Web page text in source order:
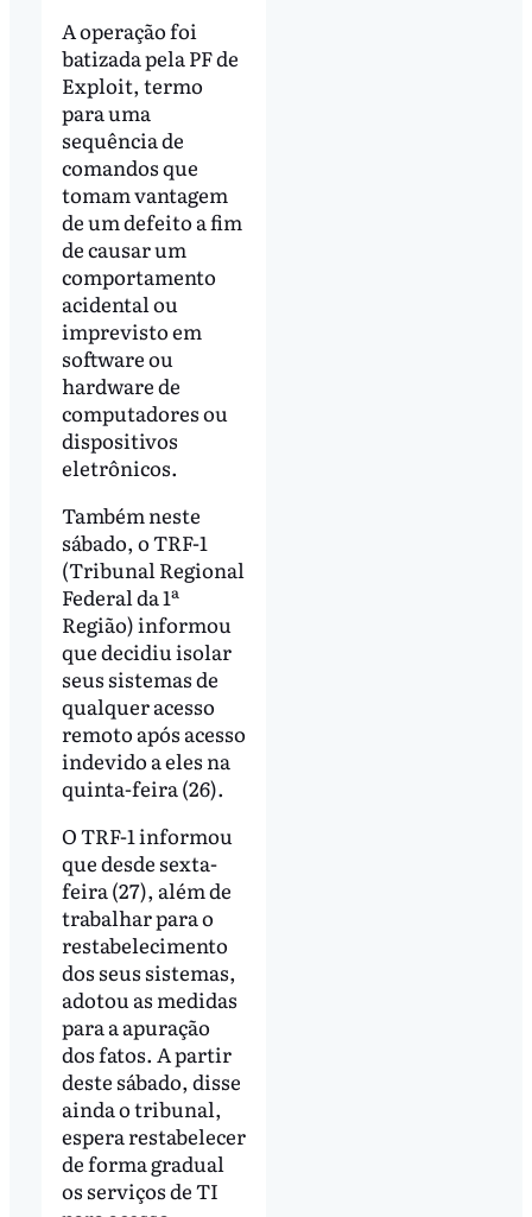
A operação foi
batizada pela PF de
Exploit, termo
para uma
sequência de
comandos que
tomam vantagem
de um defeito a fim
de causar um
comportamento
acidental ou
imprevisto em
software ou
hardware de
computadores ou
dispositivos
eletrônicos.
Também neste
sábado, o TRF-1
(Tribunal Regional
Federal da 1ª
Região) informou
que decidiu isolar
seus sistemas de
qualquer acesso
remoto após acesso
indevido a eles na
quinta-feira (26).
O TRF-1 informou
que desde sexta-
feira (27), além de
trabalhar para o
restabelecimento
dos seus sistemas,
adotou as medidas
para a apuração
dos fatos. A partir
deste sábado, disse
ainda o tribunal,
espera restabelecer
de forma gradual
os serviços de TI